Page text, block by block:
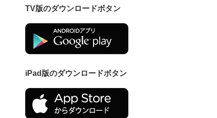
TV版のダウンロードボタン
iPad版のダウンロードボタン